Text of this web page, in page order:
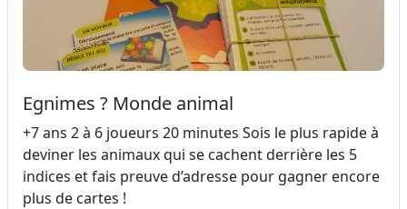
Egnimes ? Monde animal
+7 ans 2 à 6 joueurs 20 minutes Sois le plus rapide à
deviner les animaux qui se cachent derrière les 5
indices et fais preuve d’adresse pour gagner encore
plus de cartes !